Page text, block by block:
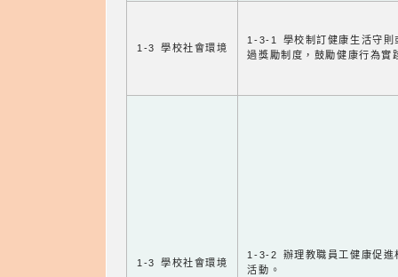
1-3 學校社會環境
1-3-1 學校制訂健康生活守則
過獎勵制度，鼓勵健康行為實
1-3 學校社會環境
1-3-2 辦理教職員工健康促進
活動。